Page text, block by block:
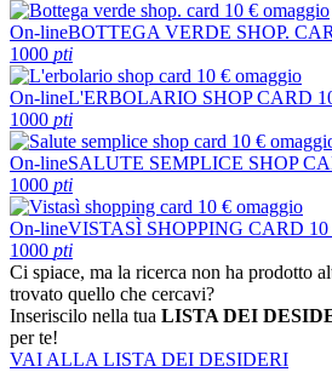
On-lineBOTTEGA VERDE SHOP.
1000 pti
On-lineL'ERBOLARIO SHOP CARD
1000 pti
On-lineSALUTE SEMPLICE SHOP
1000 pti
On-lineVISTASÌ SHOPPING CARD
1000 pti
Ci spiace, ma la ricerca non ha prodotto
trovato quello che cercavi?
Inseriscilo nella tua LISTA DEI
per te!
VAI ALLA LISTA DEI DESIDERI